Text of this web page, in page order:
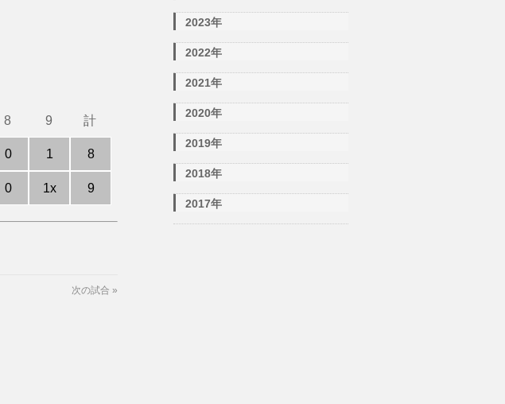
8
0
0
9
1
1x
計
8
9
次の試合 »
2023年
2022年
2021年
2020年
2019年
2018年
2017年